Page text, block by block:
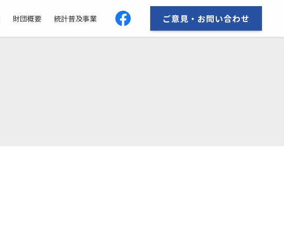
財団概要 統計普及事業 ご意見・お問い合わせ